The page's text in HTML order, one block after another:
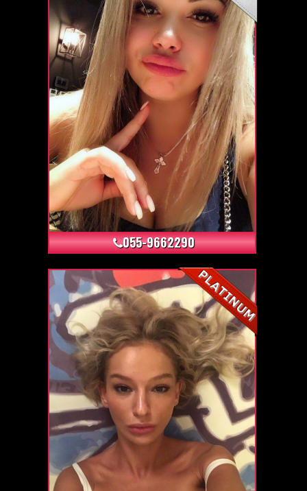
+6
055-9662290